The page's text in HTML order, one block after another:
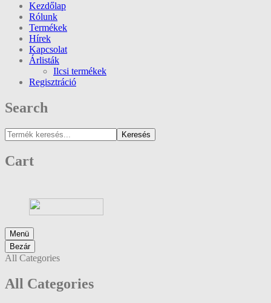
Kezdőlap
Rólunk
Termékek
Hírek
Kapcsolat
Árlisták
Ilcsi termékek
Regisztráció
Search
Keresés
Cart
Menü
Bezár
All Categories
All Categories